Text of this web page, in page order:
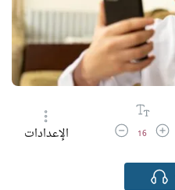
زيادة حجم الخط
16 تقليل حجم الخطالإعدادات